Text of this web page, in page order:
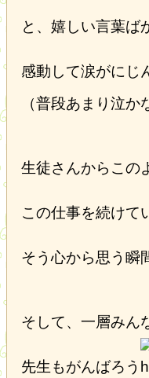
と、嬉しい言葉ば
感動して涙がにじ
（普段あまり泣
生徒さんからこの
この仕事を続けて
そう心から思う瞬
そして、一層みん
先生もがんばろう